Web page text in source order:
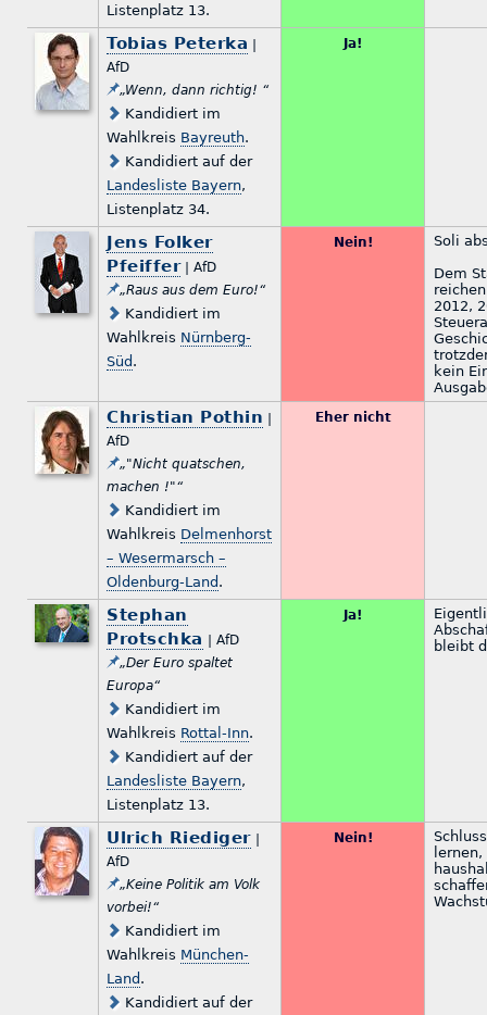
Listenplatz 13.
Tobias Peterka
AfD
„Wenn, dann richtig! “
Kandidiert im
Wahlkreis Bayreuth.
Kandidiert auf der
Landesliste Bayern,
Listenplatz 34.
Ja!
Jens Folker
Pfeiffer| AfD
„Raus aus dem Euro!“
Kandidiert im
Wahlkreis Nürnberg-
Süd .
Nein!
Soli
Dem
2012,
kein
Christian Pothin
AfD
„"Nicht quatschen,
machen !"“
Kandidiert im
Wahlkreis Delmenhorst
– Wesermarsch –
Oldenburg-Land .
Eher nicht
Stephan
Protschka
| AfD
„Der Euro spaltet
Europa“
Kandidiert im
Wahlkreis Rottal-Inn.
Kandidiert auf der
Landesliste Bayern,
Listenplatz 13.
Ja!
bleibt
Ulrich Riediger|
AfD
„Keine Politik am Volk
vorbei!“
Kandidiert im
Wahlkreis München-
Land .
Kandidiert auf der
Nein!